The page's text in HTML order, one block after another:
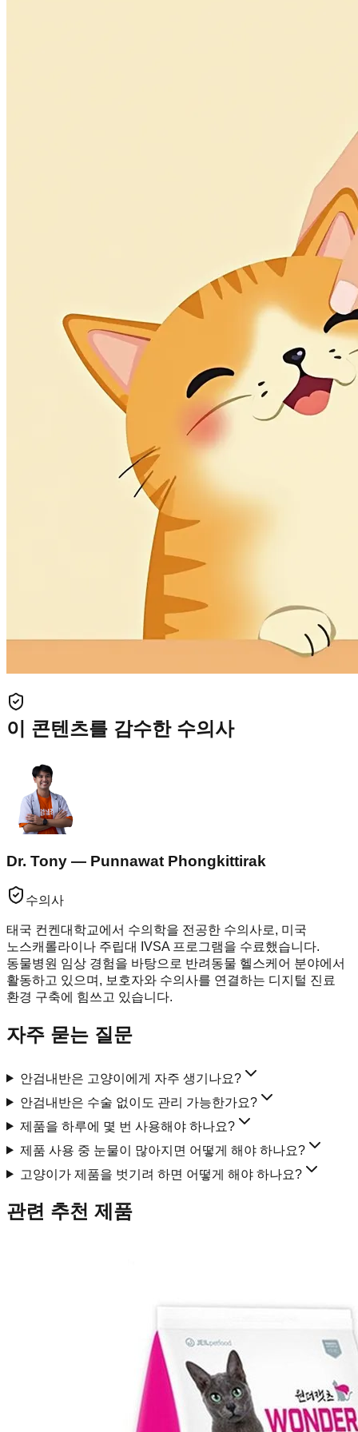
이 콘텐츠를 감수한 수의사
Dr. Tony — Punnawat Phongkittirak
수의사
태국 컨켄대학교에서 수의학을 전공한 수의사로, 미국
노스캐롤라이나 주립대 IVSA 프로그램을 수료했습니다.
동물병원 임상 경험을 바탕으로 반려동물 헬스케어 분야에서
활동하고 있으며, 보호자와 수의사를 연결하는 디지털 진료
환경 구축에 힘쓰고 있습니다.
자주 묻는 질문
안검내반은 고양이에게 자주 생기나요?
안검내반은 수술 없이도 관리 가능한가요?
제품을 하루에 몇 번 사용해야 하나요?
제품 사용 중 눈물이 많아지면 어떻게 해야 하나요?
고양이가 제품을 벗기려 하면 어떻게 해야 하나요?
관련 추천 제품